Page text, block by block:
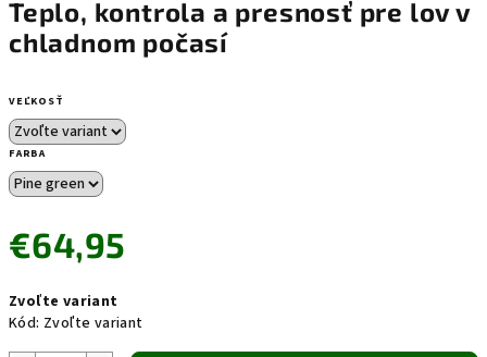
Teplo, kontrola a presnosť pre lov v
chladnom počasí
VEĽKOSŤ
FARBA
€64,95
cena:
Zvoľte variant
Kód: Zvoľte variant